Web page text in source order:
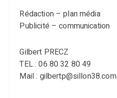
Rédaction – plan média
Publicité – communication
Gilbert PRECZ
TEL : 06 80 32 80 49
Mail : gilbertp@sillon38.com